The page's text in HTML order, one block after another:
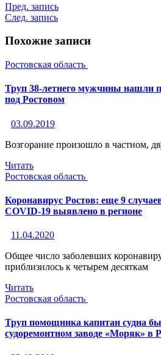
Пред. запись
След. запись
Похожие записи
Ростовская область
Труп 38-летнего мужчины нашли
под Ростовом
03.09.2019
Возгорание произошло в частном,
Читать
Ростовская область
Коронавирус Ростов: еще 9
COVID-19 выявлено в регионе
11.04.2020
Общее число заболевших
приблизилось к четырем десяткам
Читать
Ростовская область
Труп помощника капитан судна
судоремонтном заводе «Моряк» в